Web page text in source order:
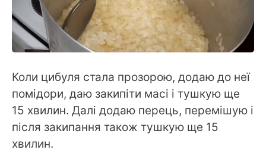
Коли цибуля стала прозорою, додаю до неї
помідори, даю закипіти масі і тушкую ще
15 хвилин. Далі додаю перець, перемішую і
після закипання також тушкую ще 15
хвилин.